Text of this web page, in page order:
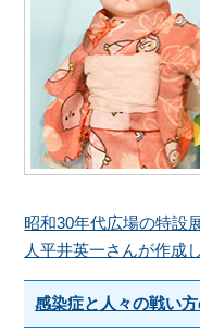
昭和30年代広場の特設
人平井英一さんが作成
感染症と人々の戦い